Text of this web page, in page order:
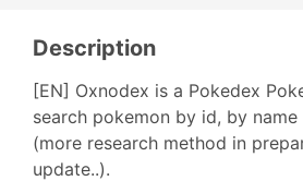
Description
[EN] Oxnodex is a Pokedex
search pokemon by id, by
(more research method in
update..).